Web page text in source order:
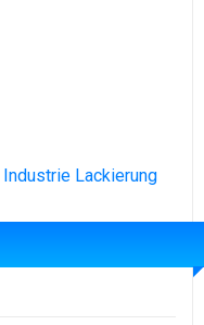
Industrie Lackierung